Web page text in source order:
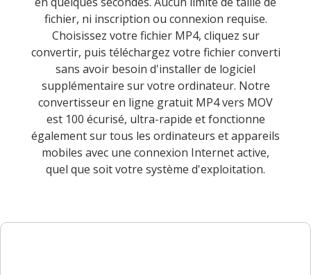
fichier, ni inscription ou connexion requise.
Choisissez votre fichier MP4, cliquez sur
convertir, puis téléchargez votre fichier converti
sans avoir besoin d'installer de logiciel
supplémentaire sur votre ordinateur. Notre
convertisseur en ligne gratuit MP4 vers MOV
est 100 écurisé, ultra-rapide et fonctionne
également sur tous les ordinateurs et appareils
mobiles avec une connexion Internet active,
quel que soit votre système d'exploitation.